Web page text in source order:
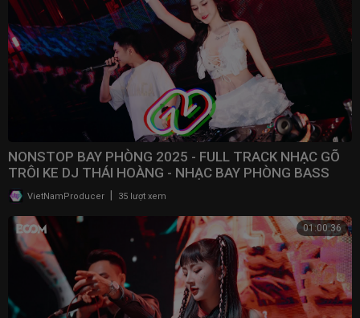
NONSTOP BAY PHÒNG 2025 - FULL TRACK NHẠC GÕ
TRÔI KE DJ THÁI HOÀNG - NHẠC BAY PHÒNG BASS
CWCH MẠNH
VietNamProducer 35 lượt xem
01:00:36